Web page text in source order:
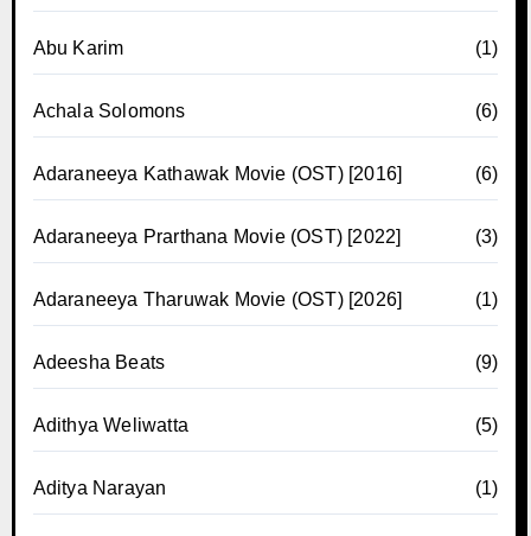
Abu Karim (1)
Achala Solomons (6)
Adaraneeya Kathawak Movie (OST) [2016] (6)
Adaraneeya Prarthana Movie (OST) [2022] (3)
Adaraneeya Tharuwak Movie (OST) [2026] (1)
Adeesha Beats (9)
Adithya Weliwatta (5)
Aditya Narayan (1)